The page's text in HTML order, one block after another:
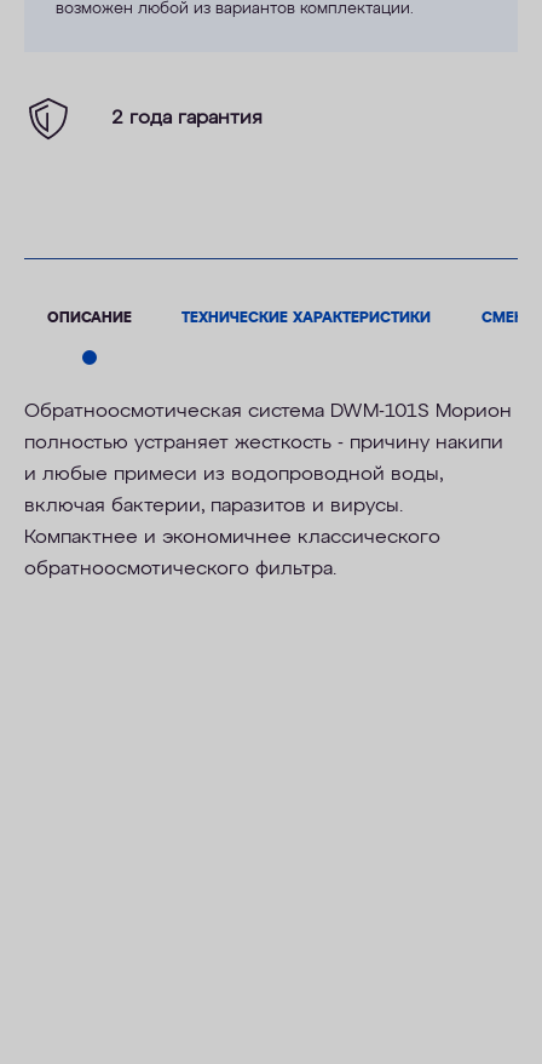
возможен любой из вариантов комплектации.
2 года гарантия
ОПИСАНИЕ ТЕХНИЧЕСКИЕ ХАРАКТЕРИСТИКИ
Обратноосмотическая система DWM-101S Морион
полностью устраняет жесткость - причину накипи
и любые примеси из водопроводной воды,
включая бактерии, паразитов и вирусы.
Компактнее и экономичнее классического
обратноосмотического фильтра.